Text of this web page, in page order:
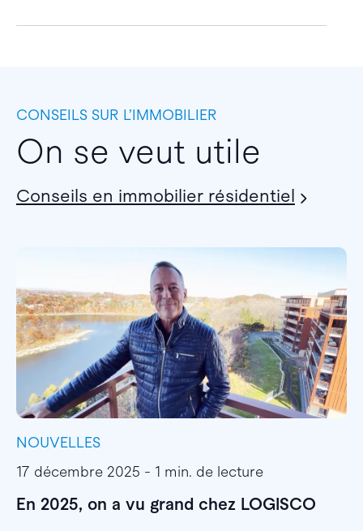
CONSEILS SUR L’IMMOBILIER
On se veut utile
Conseils en immobilier résidentiel
NOUVELLES
17 décembre 2025 - 1 min. de lecture
En 2025, on a vu grand chez LOGISCO